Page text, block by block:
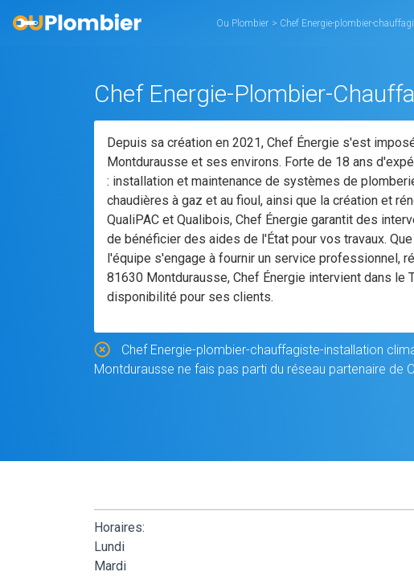
Ou Plombier > Chef Energie-plombier-chauffagiste-installation climatisation- pompes à
Depuis sa création en 2021, Chef Énergie s'est
Montdurausse et ses environs. Forte de 18 ans
: installation et maintenance de systèmes de
chaudières à gaz et au fioul, ainsi que la création et
QualiPAC et Qualibois, Chef Énergie garantit des
de bénéficier des aides de l'État pour vos travaux.
l'équipe s'engage à fournir un service professionnel,
81630 Montdurausse, Chef Énergie intervient dans le
disponibilité pour ses clients.
Chef Energie-plombier-chauffagiste-installation
Montdurausse ne fais pas parti du réseau partenaire de
Horaires:
Lundi
Mardi